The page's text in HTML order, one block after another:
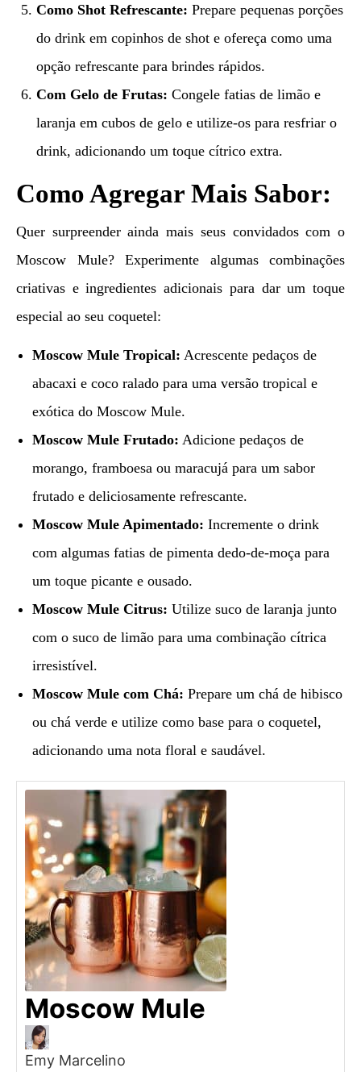
Como Shot Refrescante: Prepare pequenas porções
do drink em copinhos de shot e ofereça como uma
opção refrescante para brindes rápidos.
Com Gelo de Frutas: Congele fatias de limão e
laranja em cubos de gelo e utilize-os para resfriar o
drink, adicionando um toque cítrico extra.
Como Agregar Mais Sabor:
Quer surpreender ainda mais seus convidados com o
Moscow Mule? Experimente algumas combinações
criativas e ingredientes adicionais para dar um toque
especial ao seu coquetel:
Moscow Mule Tropical: Acrescente pedaços de
abacaxi e coco ralado para uma versão tropical e
exótica do Moscow Mule.
Moscow Mule Frutado: Adicione pedaços de
morango, framboesa ou maracujá para um sabor
frutado e deliciosamente refrescante.
Moscow Mule Apimentado: Incremente o drink
com algumas fatias de pimenta dedo-de-moça para
um toque picante e ousado.
Moscow Mule Citrus: Utilize suco de laranja junto
com o suco de limão para uma combinação cítrica
irresistível.
Moscow Mule com Chá: Prepare um chá de hibisco
ou chá verde e utilize como base para o coquetel,
adicionando uma nota floral e saudável.
Moscow Mule
Emy Marcelino